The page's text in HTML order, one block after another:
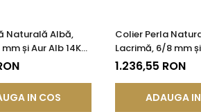
Naturală Albă,
și Aur Alb 14K
IN COS
Colier Perla
Lacrimă, 6/8 mm
(aur 585) |
1.236,55 RON
ADAUGA